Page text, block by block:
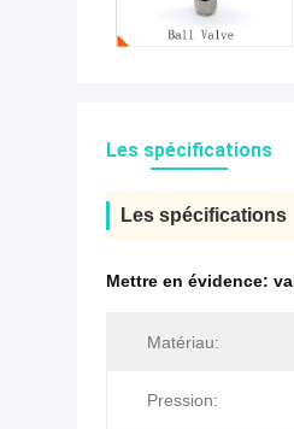
Les spécifications
Les spécifications
Mettre en évidence:
Matériau:
Pression: